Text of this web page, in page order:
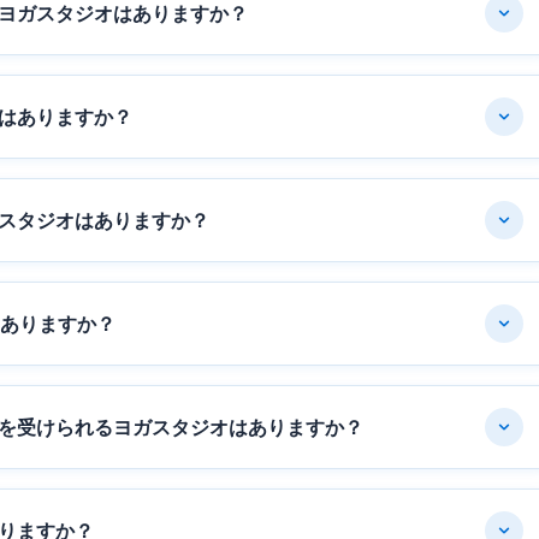
ガスタジオはありますか？
ありますか？
タジオはありますか？
りますか？
受けられるヨガスタジオはありますか？
ますか？